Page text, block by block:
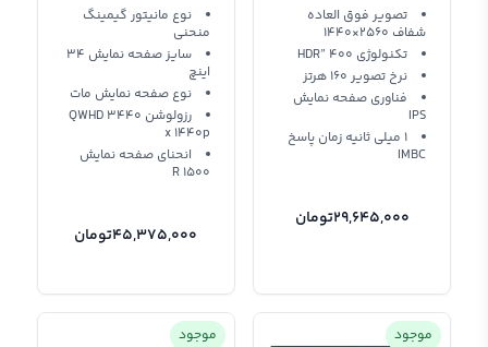
تصویر فوق العاده
شفاف 2560×1440
تکنولوژی HDR” 400
نرخ تصویر 160 هرتز
فناوری صفحه نمایش
IPS
1 میلی ثانیه زمان پاسخ
IMBC
29,645,000تومان
گلوبال
نوع مانیتور گیمینگ
منحنی
سایز صفحه نمایش 34
اینچ
نوع صفحه نمایش مات
رزولوشن QWHD 3440
x 1440p
انحنای صفحه نمایش
1500 R
45,375,000تومان
موجود موجود